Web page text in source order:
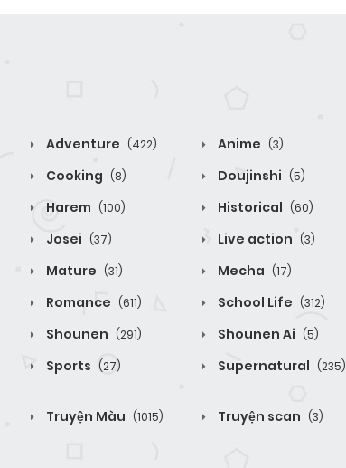
Adventure (422) Anime (3)
Cooking (8) Doujinshi (5)
Harem (100) Historical (60)
Josei (37) Live action (3)
Mature (31) Mecha (17)
Romance (611) School Life (312)
Shounen (291) Shounen Ai (5)
Sports (27) Supernatural (235)
Truyện Màu (1015) Truyện scan (3)